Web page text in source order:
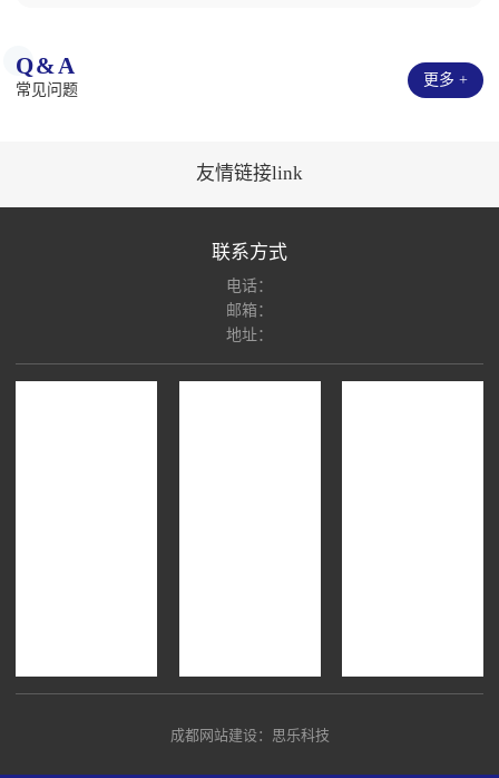
Q&A
常见问题
更多 +
友情链接link
联系方式
电话：
邮箱：
地址：
成都网站建设：思乐科技